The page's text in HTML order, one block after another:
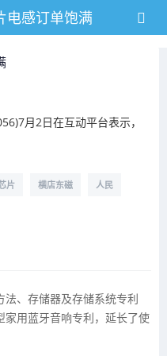
电感订单饱满
月2日在互动平台表示，
片 横店东磁 人民
、存储器及存储系统专利
家用蓝牙音响专利，延长了使